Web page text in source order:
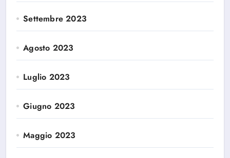
Settembre 2023
Agosto 2023
Luglio 2023
Giugno 2023
Maggio 2023